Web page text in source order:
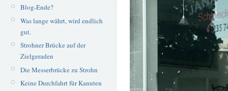
Blog-Ende?
Was lange währt, wird endlich
gut.
Strohner Brücke auf der
Zielgeraden
Die Messerbrücke zu Strohn
Keine Durchfahrt für Kanuten